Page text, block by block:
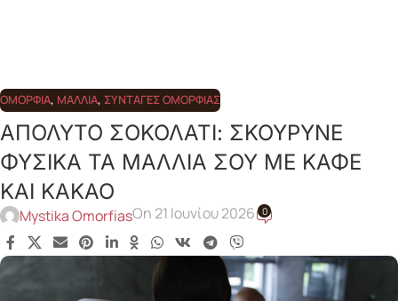
ΟΜΟΡΦΙΆ, ΜΑΛΛΙΆ, ΣΥΝΤΑΓΈΣ ΟΜΟΡΦΙΆΣ
ΑΠΟΛΥΤΟ ΣΟΚΟΛΑΤΙ: ΣΚΟΥΡΥΝΕ
ΦΥΣΙΚΑ ΤΑ ΜΑΛΛΙΑ ΣΟΥ ΜΕ ΚΑΦΕ
ΚΑΙ ΚΑΚΑΟ
Mystika OmorfiasOn 21 Ιουνίου 2026 0